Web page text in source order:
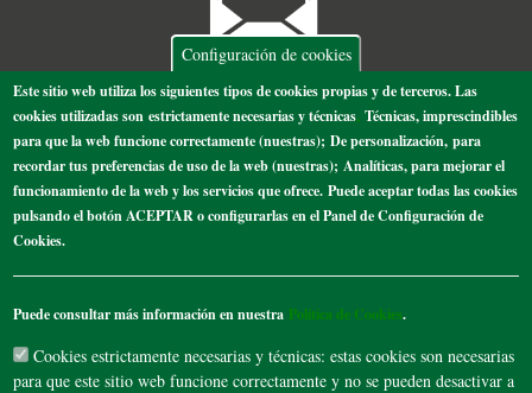
D L M M J V S
Configuración de cookies
Este sitio web utiliza los siguientes tipos de cookies propias y de terceros. Las
cookies utilizadas son estrictamente necesarias y técnicas, Técnicas, imprescindibles
para que la web funcione correctamente (nuestras);De personalización, para
recordar tus preferencias de uso de la web (nuestras);Analíticas, para mejorar el
funcionamiento de la web y los servicios que ofrece.Puede aceptar todas las cookies
pulsando el botón ACEPTAR o configurarlas en el Panel de Configuración de
Cookies.
Puede consultar más información en nuestra Política de Cookies.
Cookies estrictamente necesarias y técnicas: estas cookies son necesarias
para que este sitio web funcione correctamente y no se pueden desactivar a